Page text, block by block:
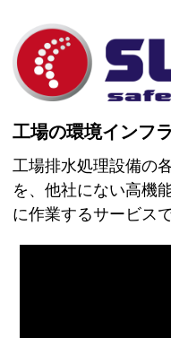
工場の環境インフ
工場排水処理設備の
を、他社にない高機
に作業するサービスで